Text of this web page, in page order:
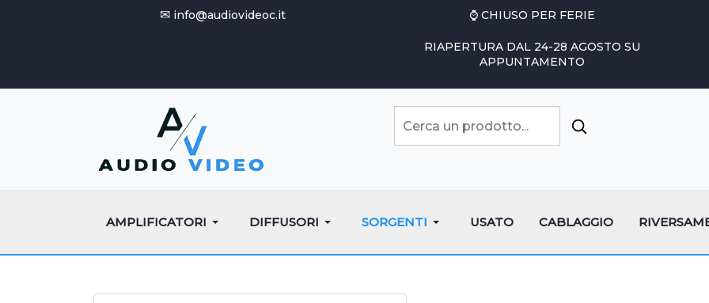
✉ info@audiovideoc.it ⌚ CHIUSO PER FERIE
RIAPERTURA DAL 24-28 AGOSTO SU
APPUNTAMENTO
AMPLIFICATORI DIFFUSORI SORGENTI USATO CABLAGGIO